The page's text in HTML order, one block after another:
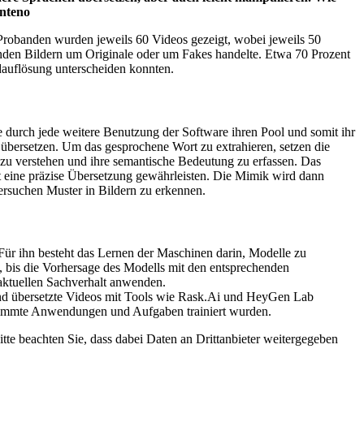
wurden jeweils 60 Videos gezeigt, wobei jeweils 50
Bildern um Originale oder um Fakes handelte. Etwa 70 Prozent
unterscheiden konnten.
jede weitere Benutzung der Software ihren Pool und somit ihr
Um das gesprochene Wort zu extrahieren, setzen die
und ihre semantische Bedeutung zu erfassen. Das
präzise Übersetzung gewährleisten. Die Mimik wird dann
Muster in Bildern zu erkennen.
ihn besteht das Lernen der Maschinen darin, Modelle zu
die Vorhersage des Modells mit den entsprechenden
Sachverhalt anwenden.
übersetzte Videos mit Tools wie Rask.Ai und HeyGen Lab
Anwendungen und Aufgaben trainiert wurden.
beachten Sie, dass dabei Daten an Drittanbieter weitergegeben